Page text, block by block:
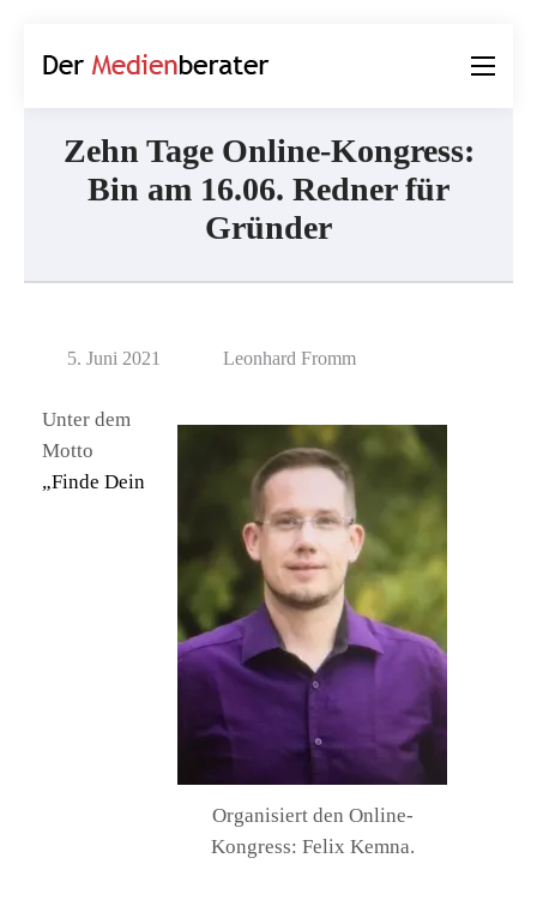
Zehn Tage Online-Kongress:
Bin am 16.06. Redner für
Gründer
5. Juni 2021 Leonhard Fromm
Organisiert den Online-
Kongress: Felix Kemna.
Unter dem
Motto
„Finde Dein